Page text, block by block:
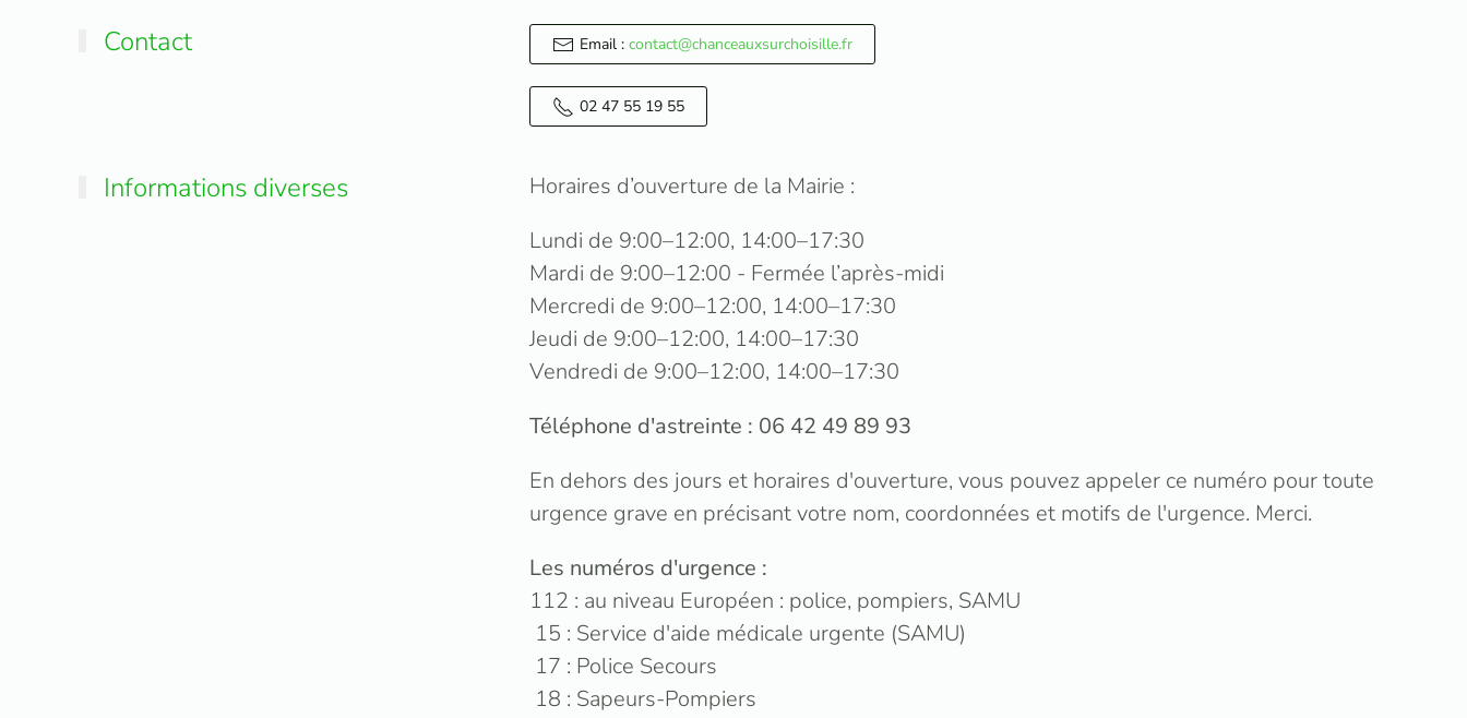
Contact Email :contact@chanceauxsurchoisille.fr
02 47 55 19 55
Informations diverses
Horaires d’ouverture de la Mairie :
Lundi de 9:00–12:00, 14:00–17:30
Mardi de 9:00–12:00 - Fermée l’après-midi
Mercredi de 9:00–12:00, 14:00–17:30
Jeudi de 9:00–12:00, 14:00–17:30
Vendredi de 9:00–12:00, 14:00–17:30
Téléphone d'astreinte : 06 42 49 89 93
En dehors des jours et horaires d'ouverture, vous pouvez appeler ce numéro pour toute
urgence grave en précisant votre nom, coordonnées et motifs de l'urgence. Merci.
Les numéros d'urgence :
112 : au niveau Européen : police, pompiers, SAMU
15 : Service d'aide médicale urgente (SAMU)
17 : Police Secours
18 : Sapeurs-Pompiers